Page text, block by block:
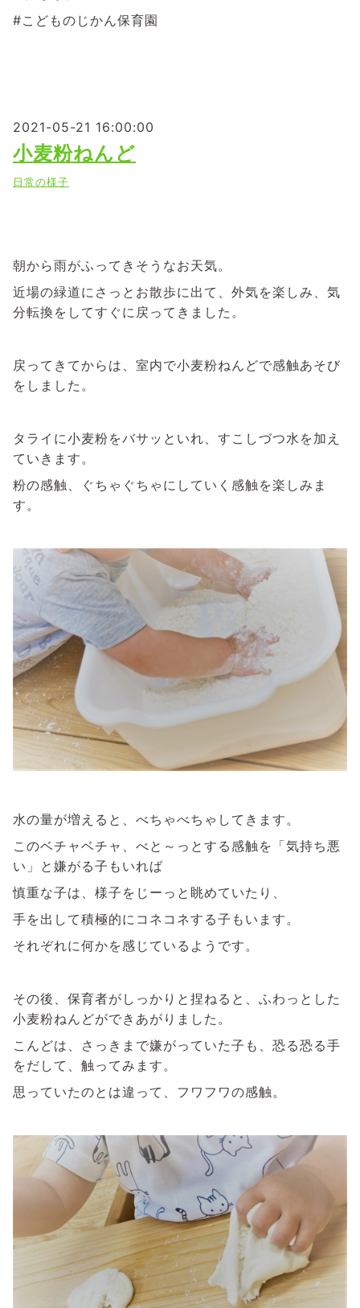
#こどものじかん保育園
2021-05-21 16:00:00
小麦粉ねんど
日常の様子
朝から雨がふってきそうなお天気。
近場の緑道にさっとお散歩に出て、外気を楽しみ、気
分転換をしてすぐに戻ってきました。
戻ってきてからは、室内で小麦粉ねんどで感触あそび
をしました。
タライに小麦粉をバサッといれ、すこしづつ水を加え
ていきます。
粉の感触、ぐちゃぐちゃにしていく感触を楽しみま
す。
水の量が増えると、べちゃべちゃしてきます。
このベチャベチャ、べと～っとする感触を「気持ち悪
い」と嫌がる子もいれば
慎重な子は、様子をじーっと眺めていたり、
手を出して積極的にコネコネする子もいます。
それぞれに何かを感じているようです。
その後、保育者がしっかりと捏ねると、ふわっとした
小麦粉ねんどができあがりました。
こんどは、さっきまで嫌がっていた子も、恐る恐る手
をだして、触ってみます。
思っていたのとは違って、フワフワの感触。